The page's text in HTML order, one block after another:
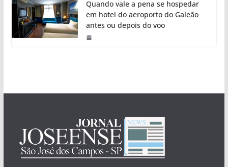
Quando vale a pena se hospedar
em hotel do aeroporto do Galeão
antes ou depois do voo